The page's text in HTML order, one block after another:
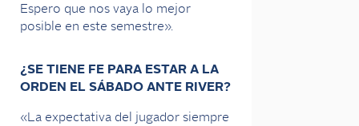
Espero que nos vaya lo mejor
posible en este semestre».
¿SE TIENE FE PARA ESTAR A LA
ORDEN EL SÁBADO ANTE RIVER?
«La expectativa del jugador siempre